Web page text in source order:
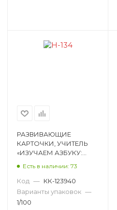
РАЗВИВАЮЩИЕ
КАРТОЧКИ, УЧИТЕЛЬ
«ИЗУЧАЕМ АЗБУКУ:
ОБУЧЕНИЯ ДЕТЕЙ 5-8
Н-134
Есть в наличии: 73
Код — КК-123940
Варианты упаковок —
1/100